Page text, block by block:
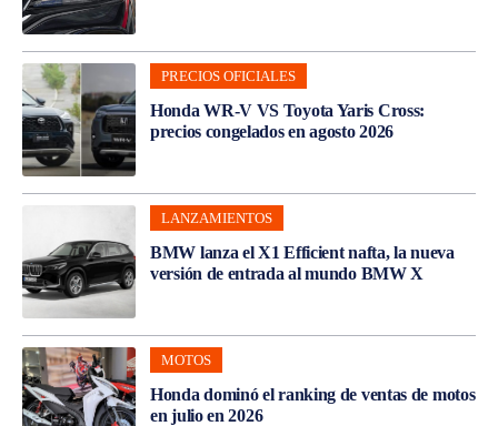
PRECIOS OFICIALES
Honda WR-V VS Toyota Yaris Cross:
precios congelados en agosto 2026
LANZAMIENTOS
BMW lanza el X1 Efficient nafta, la nueva
versión de entrada al mundo BMW X
MOTOS
Honda dominó el ranking de ventas de motos
en julio en 2026